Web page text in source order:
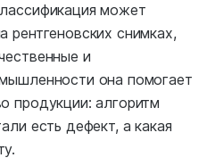
может
рентгеновских снимках,
и
она помогает
продукции: алгоритм
есть дефект, а какая